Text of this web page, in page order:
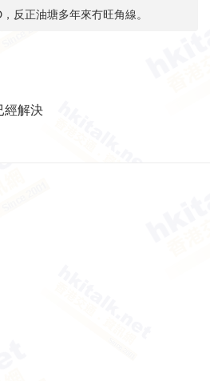
反正油塘多年來冇旺角線。
經解決